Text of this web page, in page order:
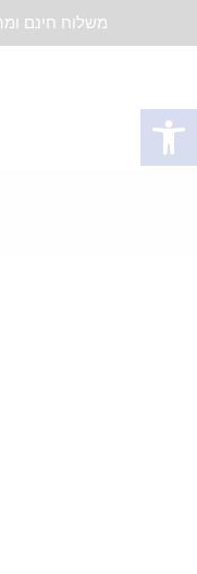
משלוח חינם
פתח סרגל נגישות